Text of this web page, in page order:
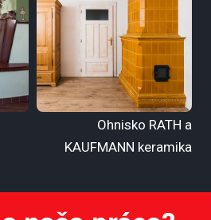
Ohnisko RATH a
KAUFMANN keramika